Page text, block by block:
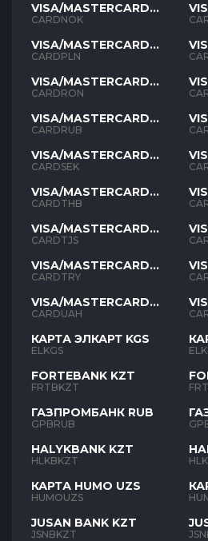
VISA/MASTERCARD
NOK
CARDNOK
VISA/MASTERCARD
PLN
CARDPLN
VISA/MASTERCARD
RON
CARDRON
VISA/MASTERCARD
RUB
CARDRUB
VISA/MASTERCARD
SEK
CARDSEK
VISA/MASTERCARD
THB
CARDTHB
VISA/MASTERCARD
TJS
CARDTJS
VISA/MASTERCARD
TYR
CARDTRY
VISA/MASTERCARD
UAH
CARDUAH
КАРТА ЭЛКАРТ KGS
ELKGS
FORTEBANK KZT
FRTBKZT
ГАЗПРОМБАНК RUB
GPBRUB
HALYKBANK KZT
HLKBKZT
КАРТА HUMO UZS
HUMOUZS
JUSAN BANK KZT
JSNBKZT